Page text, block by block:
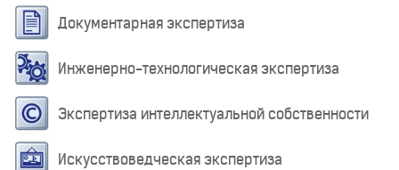
Документарная экспертиза
Инженерно-технологическая экспертиза
Экспертиза интеллектуальной собственности
Искусствоведческая экспертиза